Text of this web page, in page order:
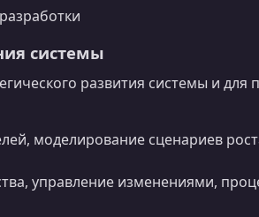
системы
развития системы и для
моделирование сценариев
управление изменениями,